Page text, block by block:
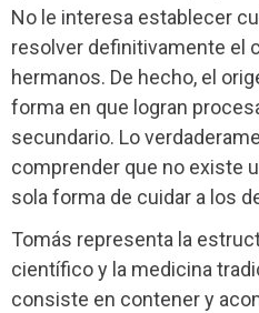
No le interesa establecer
resolver definitivamente el
hermanos. De hecho, el
forma en que logran
secundario. Lo
comprender que no existe
sola forma de cuidar a los
Tomás representa la
científico y la medicina
consiste en contener y